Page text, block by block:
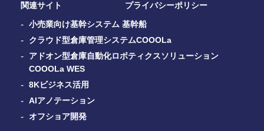
関連サイト
小売業向け基幹システム 基幹船
クラウド型倉庫管理システムCOOOLa
アドオン型倉庫自動化ロボティクスソリューション
COOOLa WES
8Kビジネス活用
AIアノテーション
オフショア開発
プライバシーポリシー